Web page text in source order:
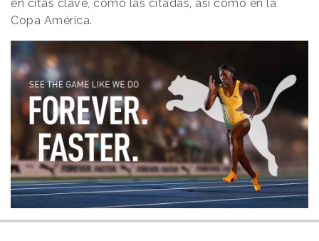
en citas clave, como las citadas, así como en la
Copa América.